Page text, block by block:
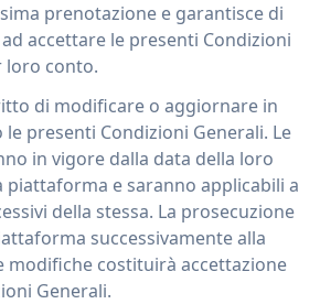
prenotazione e garantisce di
accettare le presenti Condizioni
loro conto.
di modificare o aggiornare in
presenti Condizioni Generali. Le
in vigore dalla data della loro
piattaforma e saranno applicabili a
della stessa. La prosecuzione
successivamente alla
modifiche costituirà accettazione
Generali.